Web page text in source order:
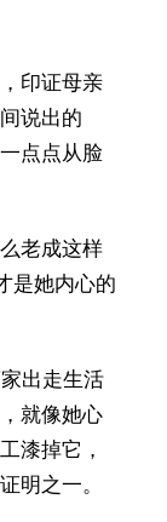
印证母亲
说出的
点点从脸
老成这样
是她内心的
出走生活
就像她心
漆掉它，
明之一。